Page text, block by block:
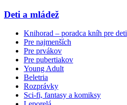
Deti a mládež
Knihorad – poradca kníh pre deti
Pre najmenších
Pre prvákov
Pre pubertiakov
Young Adult
Beletria
Rozprávky
Sci-fi, fantasy a komiksy